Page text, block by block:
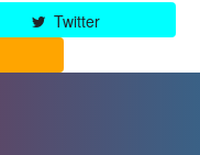
Twitter